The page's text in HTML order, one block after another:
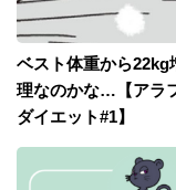
ベスト体重から22kg
理なのかな…【アラ
ダイエット#1】